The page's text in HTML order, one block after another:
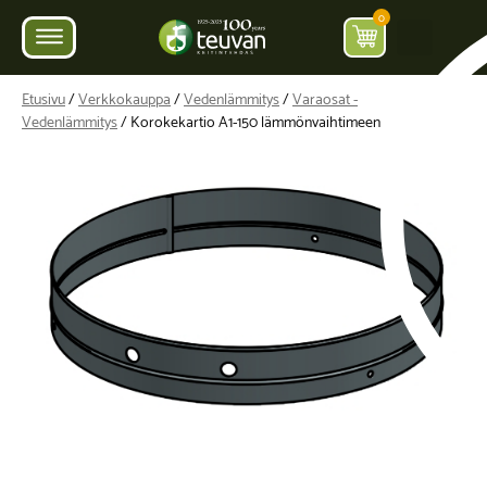
0
Etusivu/Verkkokauppa/Vedenlämmitys/Varaosat -
Vedenlämmitys/ Korokekartio A1-150 lämmönvaihtimeen